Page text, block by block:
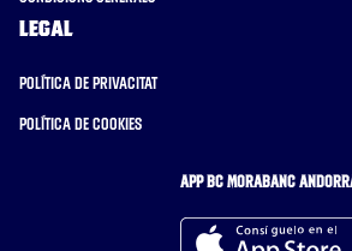
Legal
Política de privacitat
Política de cookies
APP BC MORABANC